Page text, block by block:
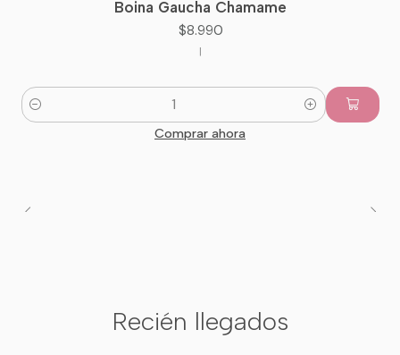
Boina Gaucha Chamame
$8.990
|
Cantidad
Comprar ahora
Recién llegados